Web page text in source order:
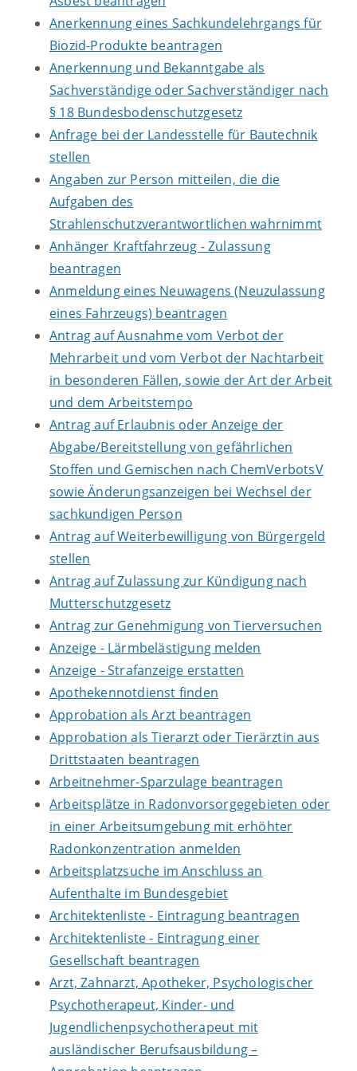
Anerkennung eines Sachkundelehrgangs für
Biozid-Produkte beantragen
Anerkennung und Bekanntgabe als
Sachverständige oder Sachverständiger nach
§ 18 Bundesbodenschutzgesetz
Anfrage bei der Landesstelle für Bautechnik
stellen
Angaben zur Person mitteilen, die die
Aufgaben des
Strahlenschutzverantwortlichen wahrnimmt
Anhänger Kraftfahrzeug - Zulassung
beantragen
Anmeldung eines Neuwagens (Neuzulassung
eines Fahrzeugs) beantragen
Antrag auf Ausnahme vom Verbot der
Mehrarbeit und vom Verbot der Nachtarbeit
in besonderen Fällen, sowie der Art der Arbeit
und dem Arbeitstempo
Antrag auf Erlaubnis oder Anzeige der
Abgabe/Bereitstellung von gefährlichen
Stoffen und Gemischen nach ChemVerbotsV
sowie Änderungsanzeigen bei Wechsel der
sachkundigen Person
Antrag auf Weiterbewilligung von Bürgergeld
stellen
Antrag auf Zulassung zur Kündigung nach
Mutterschutzgesetz
Antrag zur Genehmigung von Tierversuchen
Anzeige - Lärmbelästigung melden
Anzeige - Strafanzeige erstatten
Apothekennotdienst finden
Approbation als Arzt beantragen
Approbation als Tierarzt oder Tierärztin aus
Drittstaaten beantragen
Arbeitnehmer-Sparzulage beantragen
Arbeitsplätze in Radonvorsorgegebieten oder
in einer Arbeitsumgebung mit erhöhter
Radonkonzentration anmelden
Arbeitsplatzsuche im Anschluss an
Aufenthalte im Bundesgebiet
Architektenliste - Eintragung beantragen
Architektenliste - Eintragung einer
Gesellschaft beantragen
Arzt, Zahnarzt, Apotheker, Psychologischer
Psychotherapeut, Kinder- und
Jugendlichenpsychotherapeut mit
ausländischer Berufsausbildung –